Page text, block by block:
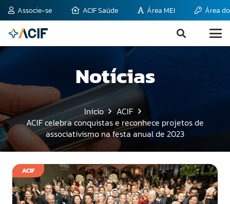
Associe-se ACIF Saúde Área MEI Área
Notícias
Início
ACIF
ACIF celebra conquistas e reconhece projetos de
associativismo na festa anual de 2023
ACIF